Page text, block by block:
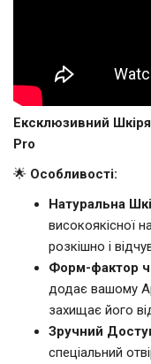
Ексклюзивний
Pro
🌟 Особливості:
Натуральна
високоякісної
розкішно і
Форм-фактор
додає вашому
захищає його
Зручний
спеціальний